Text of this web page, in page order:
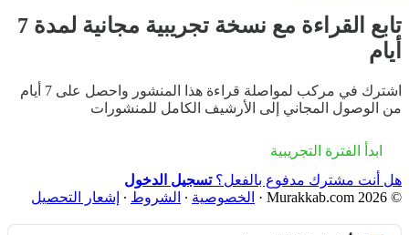
تابع القراءة مع نسخة تجريبية مجانية لمدة 7
أيام
اشترك في مركب
لمواصلة قراءة هذا المنشور واحصل على 7 أيام
من الوصول المجاني إلى الأرشيف الكامل للمنشورات
ابدأ الفترة التجريبية
هل أنت مشترك مدفوع بالفعل؟تسجيل الدخول
© 2026 Murakkab.com
· الخصوصية ∙ الشروط ∙ إشعار التحصيل